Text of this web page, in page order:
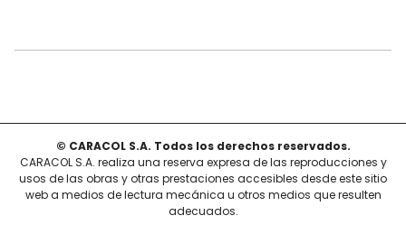
© CARACOL S.A. Todos los derechos reservados.
CARACOL S.A. realiza una reserva expresa de las reproducciones y
usos de las obras y otras prestaciones accesibles desde este sitio
web a medios de lectura mecánica u otros medios que resulten
adecuados.